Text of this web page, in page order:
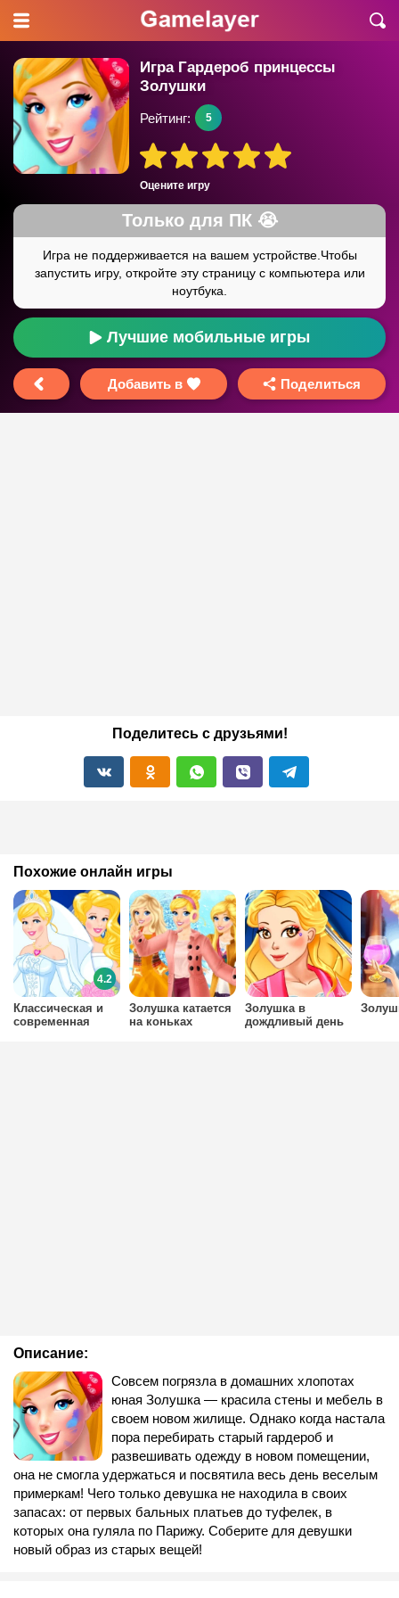
Игра Гардероб принцессы
Золушки
Оцените игру
Рейтинг: 5
Лучшие мобильные игры
Добавить в Поделиться
Поделитесь с друзьями!
Описание:
Совсем погрязла в домашних хлопотах
юная Золушка — красила стены и мебель в
своем новом жилище. Однако когда настала
пора перебирать старый гардероб и
развешивать одежду в новом помещении,
она не смогла удержаться и посвятила весь день веселым
примеркам! Чего только девушка не находила в своих
запасах: от первых бальных платьев до туфелек, в
которых она гуляла по Парижу. Соберите для девушки
новый образ из старых вещей!
Похожие онлайн игры
Классическая и
современная
4.2
Золушка катается
на коньках
Золушка в
дождливый день